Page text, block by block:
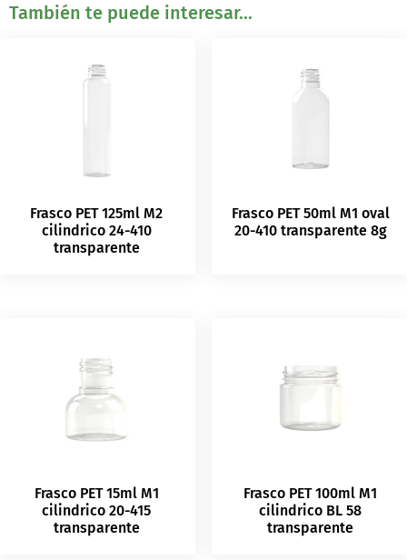
También te puede interesar...
Frasco PET 125ml M2
cilindrico 24-410
transparente
Frasco PET 50ml M1 oval
20-410 transparente 8g
Frasco PET 15ml M1
cilindrico 20-415
transparente
Frasco PET 100ml M1
cilindrico BL 58
transparente